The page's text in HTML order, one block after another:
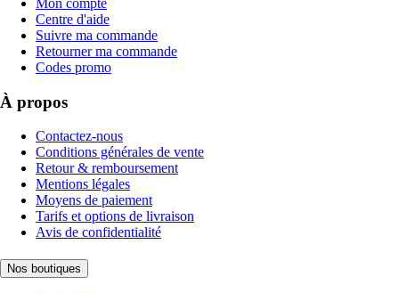
Centre d'aide
Suivre ma commande
Retourner ma commande
Codes promo
À propos
Contactez-nous
Conditions générales de vente
Retour & remboursement
Mentions légales
Moyens de paiement
Tarifs et options de livraison
Avis de confidentialité
Nos boutiques